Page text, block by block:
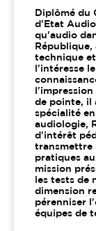
Diplômé du
d'Etat
qu'audio
technique
l'intéresse
de pointe, il
spécialité
audiologie,
d'intérêt
transmettre
pratiques
mission
les tests de
dimension
pérenniser
équipes de